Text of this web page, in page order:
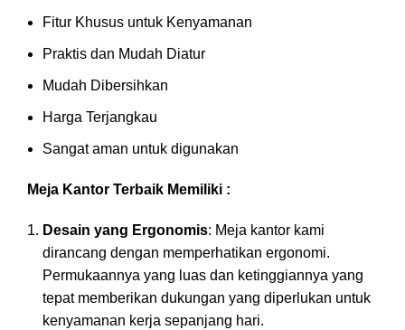
Fitur Khusus untuk Kenyamanan
Praktis dan Mudah Diatur
Mudah Dibersihkan
Harga Terjangkau
Sangat aman untuk digunakan
Meja Kantor Terbaik Memiliki :
Desain yang Ergonomis: Meja kantor kami
dirancang dengan memperhatikan ergonomi.
Permukaannya yang luas dan ketinggiannya yang
tepat memberikan dukungan yang diperlukan untuk
kenyamanan kerja sepanjang hari.